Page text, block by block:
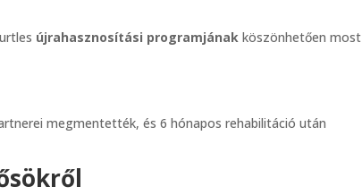
újrahasznosítási programjának köszönhetően most
megmentették, és 6 hónapos rehabilitáció után